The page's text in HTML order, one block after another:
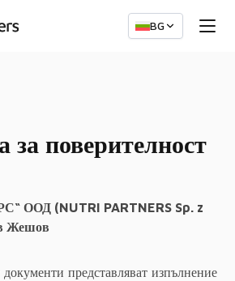
BG
за поверителност
ООД (NUTRI PARTNERS Sp. z
Жешов
представляват изпълнение